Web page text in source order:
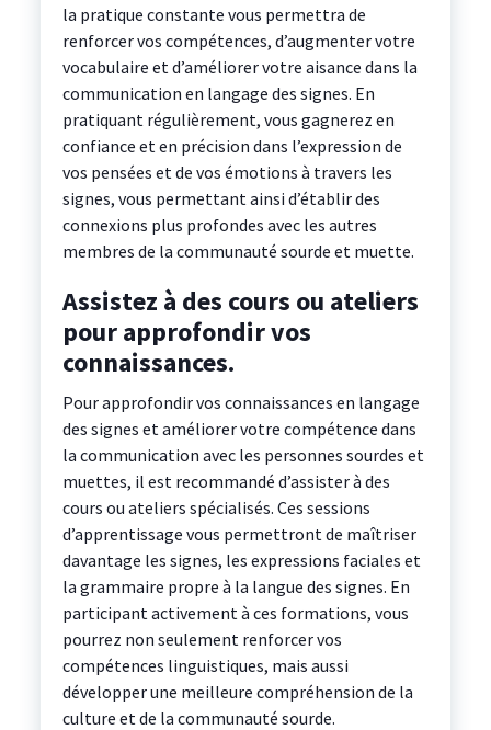
la pratique constante vous permettra de
renforcer vos compétences, d’augmenter votre
vocabulaire et d’améliorer votre aisance dans la
communication en langage des signes. En
pratiquant régulièrement, vous gagnerez en
confiance et en précision dans l’expression de
vos pensées et de vos émotions à travers les
signes, vous permettant ainsi d’établir des
connexions plus profondes avec les autres
membres de la communauté sourde et muette.
Assistez à des cours ou ateliers
pour approfondir vos
connaissances.
Pour approfondir vos connaissances en langage
des signes et améliorer votre compétence dans
la communication avec les personnes sourdes et
muettes, il est recommandé d’assister à des
cours ou ateliers spécialisés. Ces sessions
d’apprentissage vous permettront de maîtriser
davantage les signes, les expressions faciales et
la grammaire propre à la langue des signes. En
participant activement à ces formations, vous
pourrez non seulement renforcer vos
compétences linguistiques, mais aussi
développer une meilleure compréhension de la
culture et de la communauté sourde.